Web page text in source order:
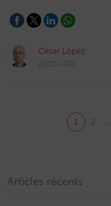
César López
22/10/2021
1 2
Articles récents